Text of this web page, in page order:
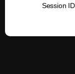
Session